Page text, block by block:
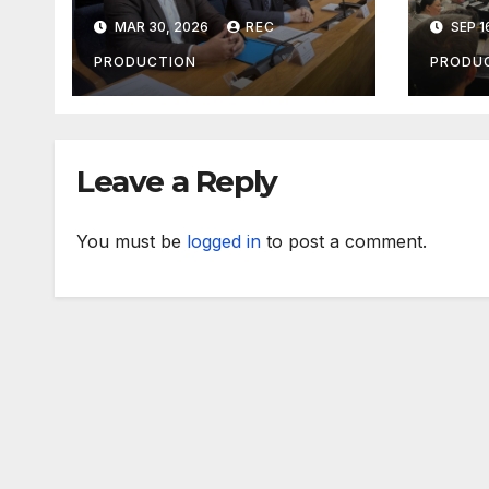
talas odlazaka u
Njemačku
MAR 30, 2026 REC
PRODUCTION
SEP
Leave a Reply
You must be logged in to post a comment.